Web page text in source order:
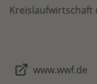
Kreislaufwirtschaft
www.wwf.de